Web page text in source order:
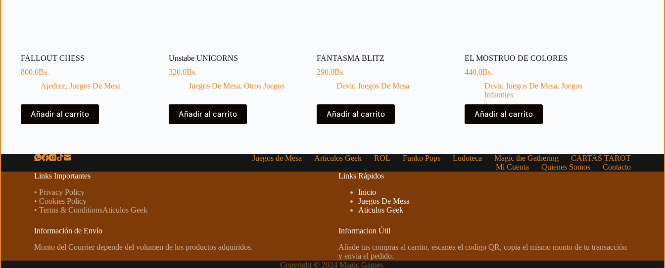
FALLOUT CHESS
800.0Bs.
Ajedrez, Juegos De Mesa
Añadir al carrito
Unstabe UNICORNS
320.0Bs.
Juegos De Mesa, Otros Juegos
Añadir al carrito
FANTASMA BLITZ
290.0Bs.
Devir, Juegos De Mesa
Añadir al carrito
EL MOSTRUO DE COLORES
440.0Bs.
Devir, Juegos De Mesa, Juegos
Infantiles
Añadir al carrito
Juegos de Mesa Articulos Geek ROL Funko Pops Ludoteca Magic the Gathering
CARTAS TAROT
Mi Cuenta
Quienes Somos
Contacto
Links Importantes
• Privacy Policy
• Cookies Policy
• Terms & ConditionsAticulos Geek
Información de Envío
Monto del Courrier depende del volumen de los productos adquiridos.
Links Rápidos
Inicio
Juegos De Mesa
Aticulos Geek
Informacion Útil
Añade tus compras al carrito, escanea el codigo QR, copia el mismo monto de tu transacción
y envia el pedido.
Copyright © 2024 Magic Games